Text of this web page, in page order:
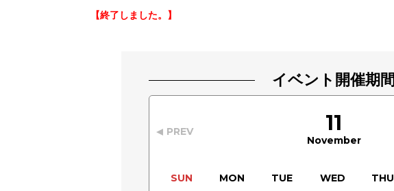
【終了しました。】
イベント開催期間
PREV 11
November
SUN MON TUE WED THU